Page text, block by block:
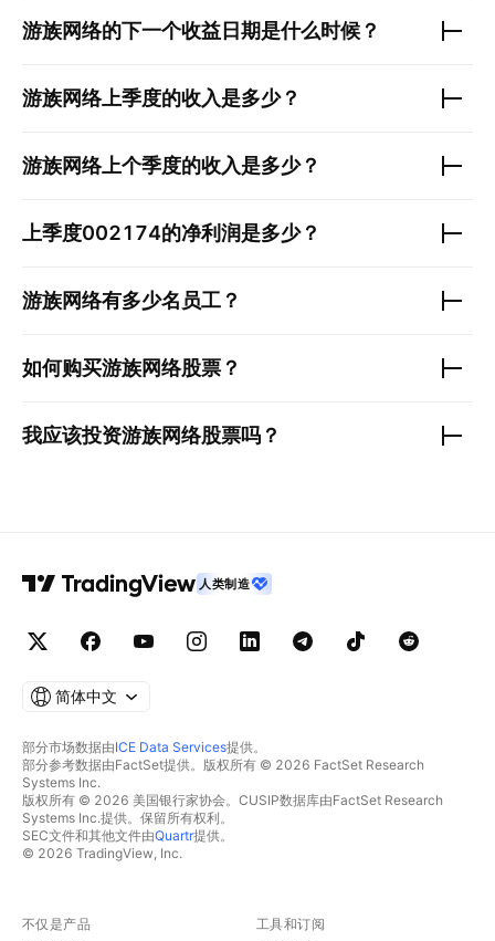
游族网络的下一个收益日期是什么时候？
游族网络上季度的收入是多少？
游族网络上个季度的收入是多少？
上季度002174的净利润是多少？
游族网络有多少名员工？
如何购买游族网络股票？
我应该投资游族网络股票吗？
人类制造
简体中文
部分市场数据由ICE Data Services提供。
部分参考数据由FactSet提供。版权所有 © 2026 FactSet Research
Systems Inc.
版权所有 © 2026 美国银行家协会。CUSIP数据库由FactSet Research
Systems Inc.提供。保留所有权利。
SEC文件和其他文件由Quartr提供。
© 2026 TradingView, Inc.
不仅是产品 工具和订阅